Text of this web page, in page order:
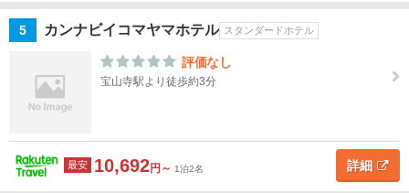
法隆
寺
駒・
5 カンナビイコマヤマホテル スタンダードホテル
評価なし
宝山寺駅より徒歩約3分
最安 10,692円～ 1泊2名 詳細